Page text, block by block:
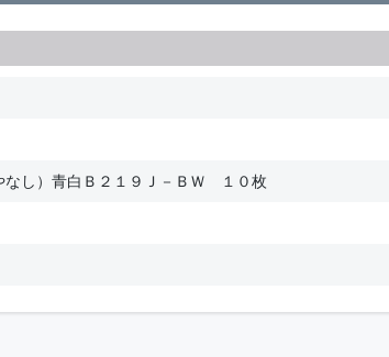
なし）青白Ｂ２１９Ｊ－ＢＷ １０枚